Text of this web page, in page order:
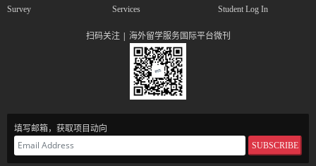
Survey
Services
Student Log In
扫码关注 | 海外留学服务国际平台微刊
填写邮箱，获取项目动向
SUBSCRIBE